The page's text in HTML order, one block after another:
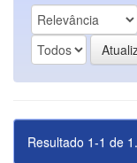
Resultado 1-1 de 1.